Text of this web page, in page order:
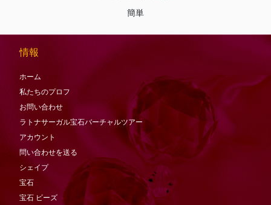
簡単
情報
ホーム
私たちのプロフ
お問い合わせ
ラトナサーガル宝石バーチャ​​ルツアー
アカウント
問い合わせを送る
シェイプ
宝石
宝石 ビーズ